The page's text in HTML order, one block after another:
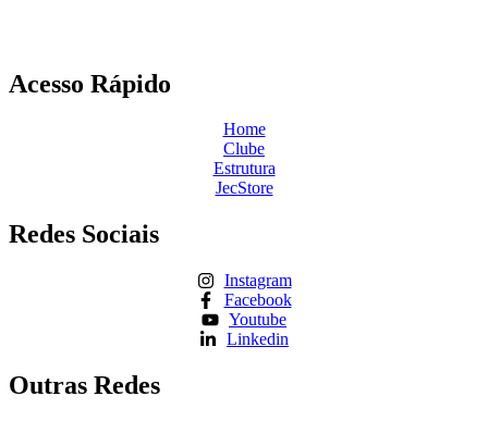
Acesso Rápido
Home
Clube
Estrutura
JecStore
Redes Sociais
Instagram
Facebook
Youtube
Linkedin
Outras Redes